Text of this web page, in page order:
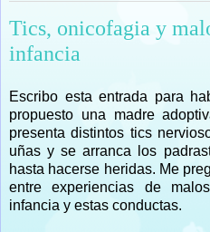
Tics, onicofagia y
infancia
Escribo esta entrada para
propuesto una madre
presenta distintos tics
uñas y se arranca los
hasta hacerse heridas. Me
entre experiencias de
infancia y estas conductas.